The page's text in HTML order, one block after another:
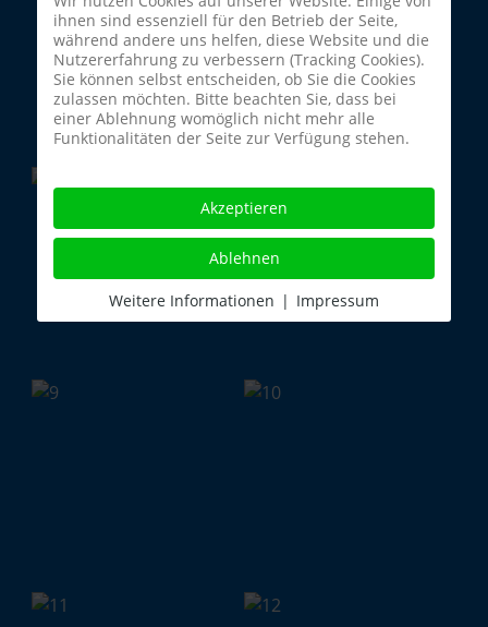
ihnen sind essenziell für den Betrieb der Seite,
während andere uns helfen, diese Website und die
Nutzererfahrung zu verbessern (Tracking Cookies).
Sie können selbst entscheiden, ob Sie die Cookies
zulassen möchten. Bitte beachten Sie, dass bei
einer Ablehnung womöglich nicht mehr alle
Funktionalitäten der Seite zur Verfügung stehen.
Akzeptieren
Ablehnen
Weitere Informationen | Impressum